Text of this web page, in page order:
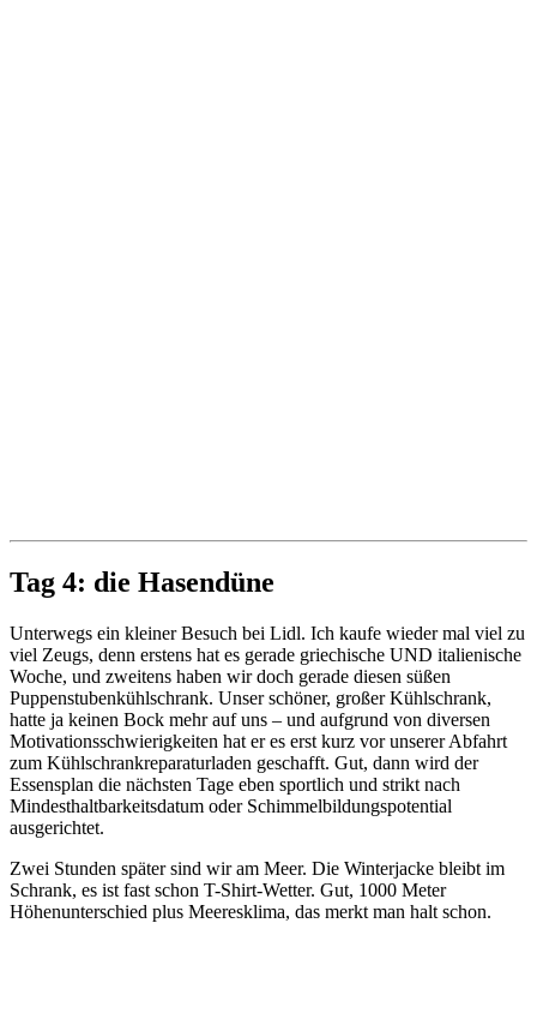
Tag 4: die Hasendüne
Unterwegs ein kleiner Besuch bei Lidl. Ich kaufe wieder mal viel zu
viel Zeugs, denn erstens hat es gerade griechische UND italienische
Woche, und zweitens haben wir doch gerade diesen süßen
Puppenstubenkühlschrank. Unser schöner, großer Kühlschrank,
hatte ja keinen Bock mehr auf uns – und aufgrund von diversen
Motivationsschwierigkeiten hat er es erst kurz vor unserer Abfahrt
zum Kühlschrankreparaturladen geschafft. Gut, dann wird der
Essensplan die nächsten Tage eben sportlich und strikt nach
Mindesthaltbarkeitsdatum oder Schimmelbildungspotential
ausgerichtet.
Zwei Stunden später sind wir am Meer. Die Winterjacke bleibt im
Schrank, es ist fast schon T-Shirt-Wetter. Gut, 1000 Meter
Höhenunterschied plus Meeresklima, das merkt man halt schon.